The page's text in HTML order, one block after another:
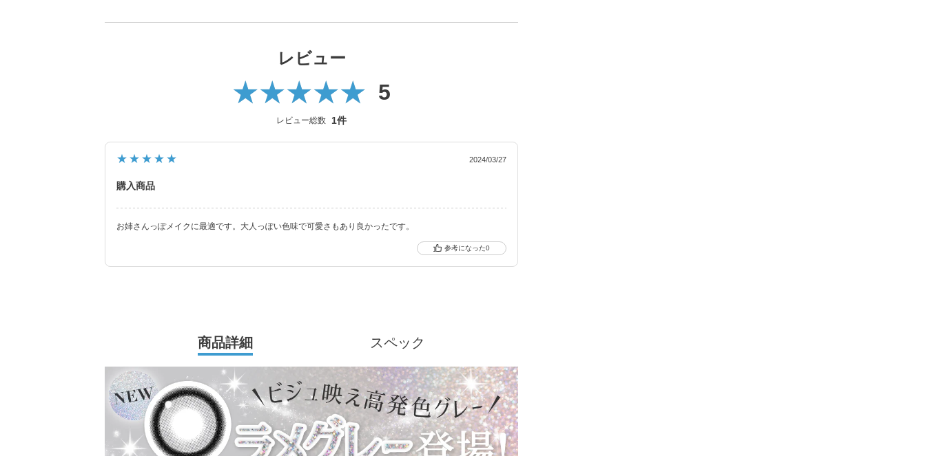
コンブランド。
DIA14.5mmの「盛れる」大きめサイズで、元祖ちゅるんカラコン「キャンマジ3番」や王道黒
コン「キャンマジ5番」をはじめ、平成・令和のギャルカラコン、細フチ・太フチカラコン、水
光カラコンなど、トレンドのカラコンを生み出し続けています。
2025年にはラメ入りカラコンが登場＆水光カラーは軸固定の回らない水光カラコンに進化し、
さらに待望の乱視用カラコン secretcandymagic toric（シークレットキャンディーマジック ト
ーリック）も新登場しました。
常に最旬の「盛れる」と「お客様のニーズ」をキャッチし、進化し続けるブランドです。
レビュー
5
レビュー総数 1件
★★★★★ 2024/03/27
購入商品
お姉さんっぽメイクに最適です。大人っぽい色味で可愛さもあり良かったです。
0
商品詳細 スペック